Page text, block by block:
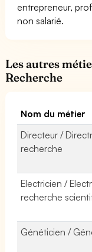
entrepreneur,
non salarié.
Les autres
Recherche
Nom du métier
Directeur /
recherche
Electricien /
recherche
Généticien /